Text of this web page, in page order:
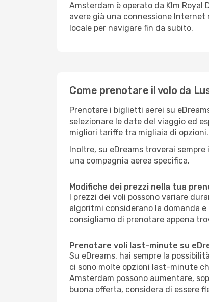
Amsterdam è operato da Klm
avere già una connessione Internet
locale per navigare fin da subito.
Come prenotare il volo da
Prenotare i biglietti aerei su
selezionare le date del viaggio ed
migliori tariffe tra migliaia di opzioni.
Inoltre, su eDreams troverai
una compagnia aerea specifica.
Modifiche dei prezzi nella tua
I prezzi dei voli possono variare
algoritmi considerano la domanda
consigliamo di prenotare appena
Prenotare voli last-minute su
Su eDreams, hai sempre la
ci sono molte opzioni last-minute
Amsterdam possono aumentare,
buona offerta, considera di essere